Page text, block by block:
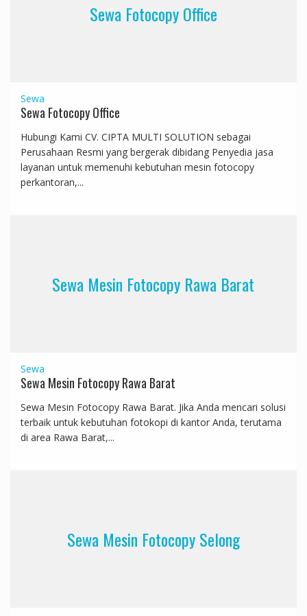
Sewa Fotocopy Office
Sewa
Sewa Fotocopy Office
Hubungi Kami CV. CIPTA MULTI SOLUTION sebagai
Perusahaan Resmi yang bergerak dibidang Penyedia jasa
layanan untuk memenuhi kebutuhan mesin fotocopy
perkantoran,...
Sewa Mesin Fotocopy Rawa Barat
Sewa
Sewa Mesin Fotocopy Rawa Barat
Sewa Mesin Fotocopy Rawa Barat. Jika Anda mencari solusi
terbaik untuk kebutuhan fotokopi di kantor Anda, terutama
di area Rawa Barat,...
Sewa Mesin Fotocopy Selong